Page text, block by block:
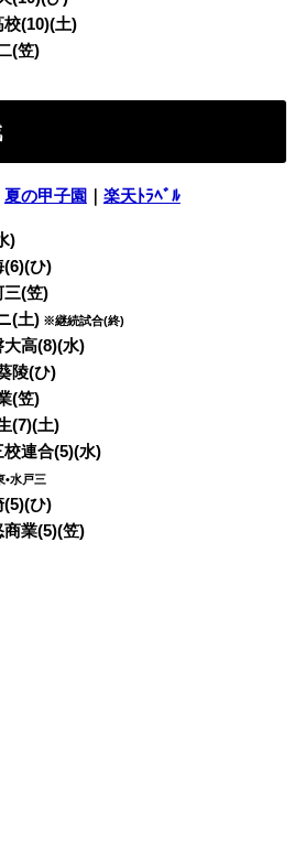
校(10)(土)
(笠)
夏の甲子園 ｜ 楽天ﾄﾗﾍﾞﾙ
)
(6)(ひ)
三(笠)
(土) ※継続試合(終)
大高(8)(水)
陵(ひ)
(笠)
(7)(土)
校連合(5)(水)
水戸三
(5)(ひ)
商業(5)(笠)